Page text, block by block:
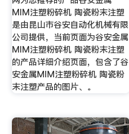
MIM注塑粉碎机 陶瓷粉末注塑
是由昆山市谷安自动化机械有限
公司提供，当前页面为谷安金属
MIM注塑粉碎机 陶瓷粉末注塑
的产品详细介绍页面，包含了谷
安金属MIM注塑粉碎机 陶瓷粉
末注塑产品的图片、。